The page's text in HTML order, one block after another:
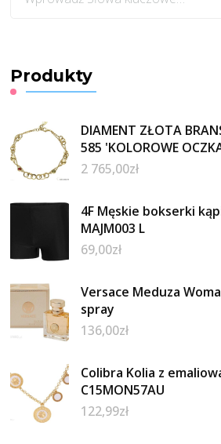
czegoś?
Produkty
DIAMENT ZŁOTA
585 'KOLOROWE
2 765,00zł
4F Męskie bokserki
MAJM003 L
69,00zł
Versace Meduza
spray
136,00zł
Colibra Kolia z
C15MON57AU
122,99zł